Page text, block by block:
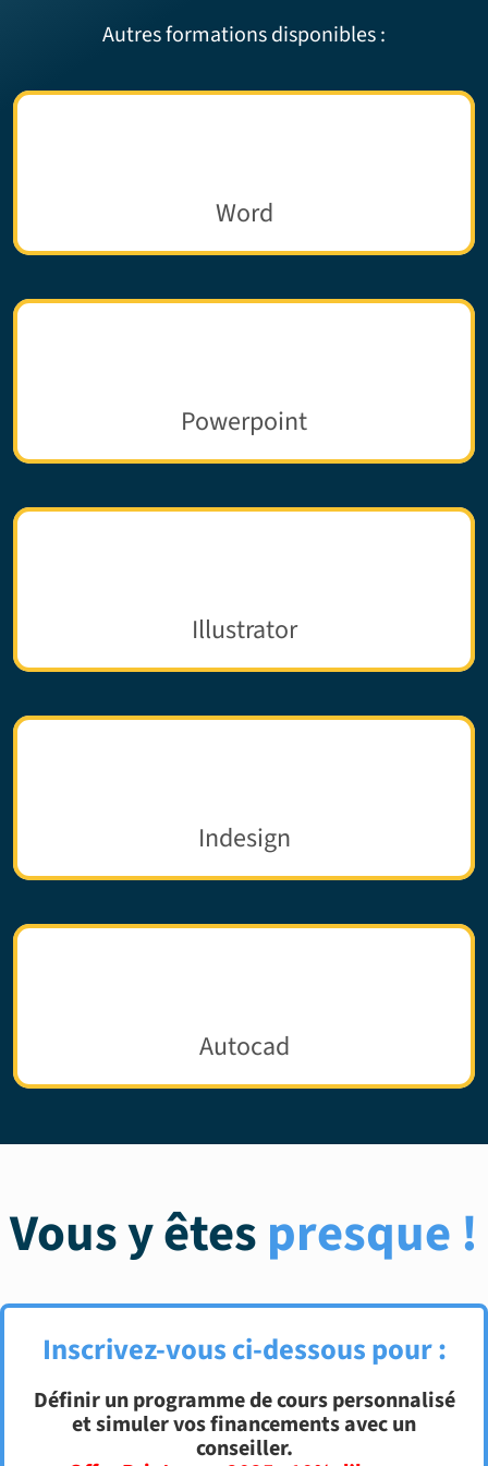
Autres formations disponibles :
Word
Powerpoint
Illustrator
Indesign
Autocad
Vous y êtespresque !
Inscrivez-vous ci-dessous pour :
Définir un programme de cours personnalisé
et simuler vos financements avec un
conseiller.